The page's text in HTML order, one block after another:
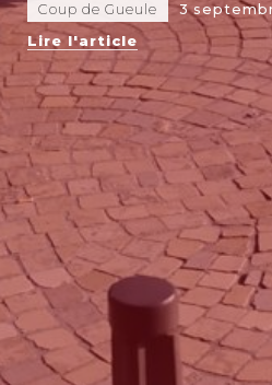
Coup de Gueule
3
Lire l'article